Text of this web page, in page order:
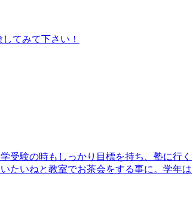
てみて下さい！
受験の時もしっかり目標を持ち、塾に行く
たいねと教室でお茶会をする事に。学年は